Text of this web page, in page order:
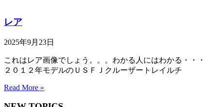
レア
2025年9月23日
これはレア画像でしょう。。。わかる人にはわかる・・・
２０１２年モデルのＵＳＦＪクルーザートレイルチ
Read More »